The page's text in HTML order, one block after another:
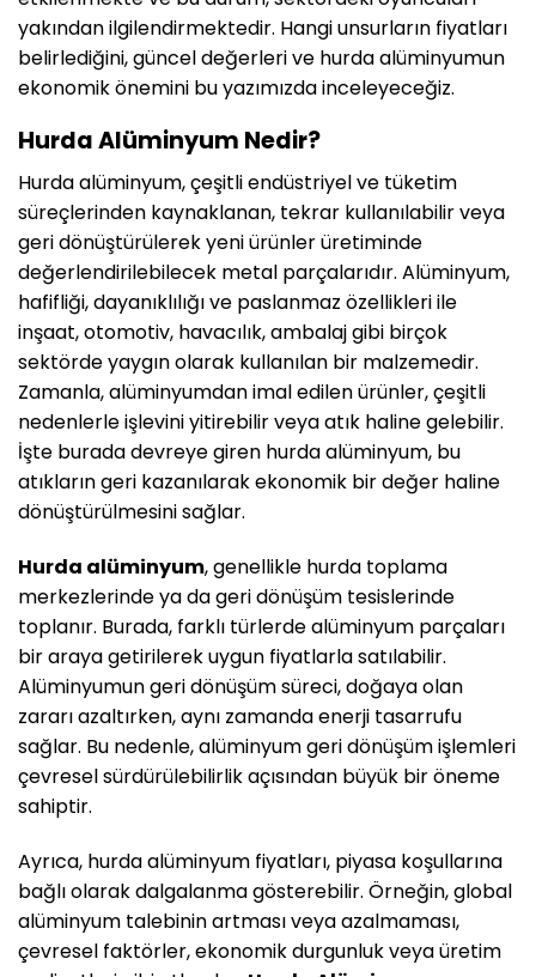
yakından ilgilendirmektedir. Hangi unsurların fiyatları
belirlediğini, güncel değerleri ve hurda alüminyumun
ekonomik önemini bu yazımızda inceleyeceğiz.
Hurda Alüminyum Nedir?
Hurda alüminyum, çeşitli endüstriyel ve tüketim
süreçlerinden kaynaklanan, tekrar kullanılabilir veya
geri dönüştürülerek yeni ürünler üretiminde
değerlendirilebilecek metal parçalarıdır. Alüminyum,
hafifliği, dayanıklılığı ve paslanmaz özellikleri ile
inşaat, otomotiv, havacılık, ambalaj gibi birçok
sektörde yaygın olarak kullanılan bir malzemedir.
Zamanla, alüminyumdan imal edilen ürünler, çeşitli
nedenlerle işlevini yitirebilir veya atık haline gelebilir.
İşte burada devreye giren hurda alüminyum, bu
atıkların geri kazanılarak ekonomik bir değer haline
dönüştürülmesini sağlar.
Hurda alüminyum, genellikle hurda toplama
merkezlerinde ya da geri dönüşüm tesislerinde
toplanır. Burada, farklı türlerde alüminyum parçaları
bir araya getirilerek uygun fiyatlarla satılabilir.
Alüminyumun geri dönüşüm süreci, doğaya olan
zararı azaltırken, aynı zamanda enerji tasarrufu
sağlar. Bu nedenle, alüminyum geri dönüşüm işlemleri
çevresel sürdürülebilirlik açısından büyük bir öneme
sahiptir.
Ayrıca, hurda alüminyum fiyatları, piyasa koşullarına
bağlı olarak dalgalanma gösterebilir. Örneğin, global
alüminyum talebinin artması veya azalmaması,
çevresel faktörler, ekonomik durgunluk veya üretim